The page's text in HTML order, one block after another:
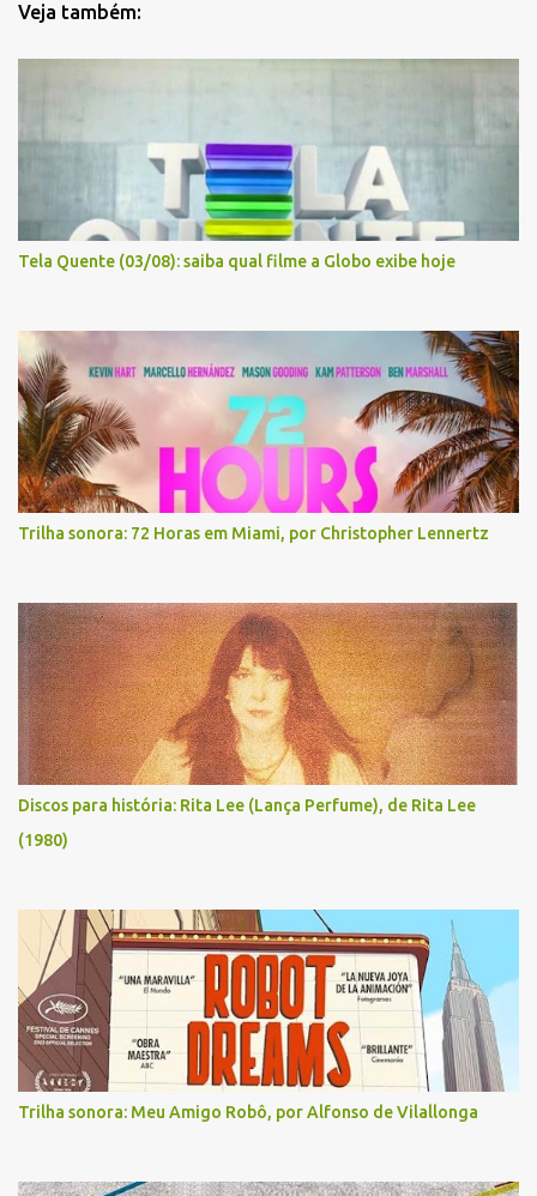
Veja também:
Tela Quente (03/08): saiba qual filme a Globo exibe hoje
Trilha sonora: 72 Horas em Miami, por Christopher Lennertz
Discos para história: Rita Lee (Lança Perfume), de Rita Lee
(1980)
Trilha sonora: Meu Amigo Robô, por Alfonso de Vilallonga